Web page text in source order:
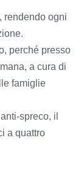
rendendo ogni
perché presso
a cura di
famiglie
spreco, il
a quattro